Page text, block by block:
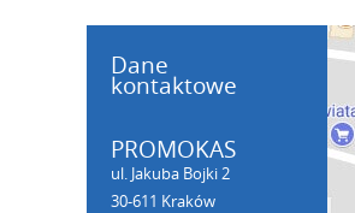
Dane
kontaktowe
PROMOKAS
ul. Jakuba Bojki 2
30-611 Kraków